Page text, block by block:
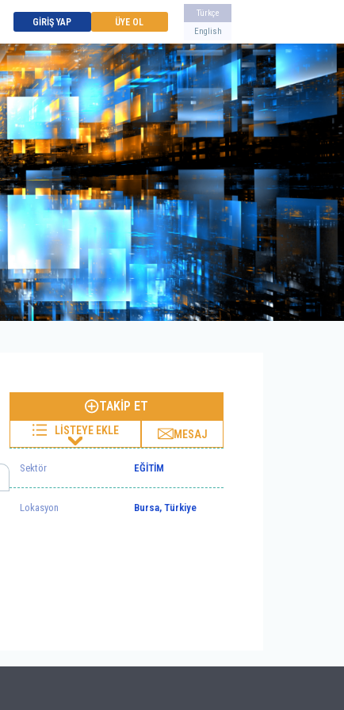
GİRİŞ YAP ÜYE OL
Türkçe
English
TAKİP ET
LİSTEYE EKLE MESAJ
Sektör EĞİTİM
Lokasyon Bursa, Türkiye